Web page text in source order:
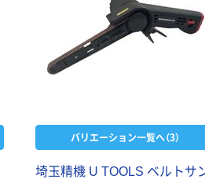
バリエーション一覧へ（3）
埼玉精機 U TOOLS ベルトサ